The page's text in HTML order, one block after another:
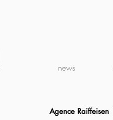
news
Agence Raiffeisen